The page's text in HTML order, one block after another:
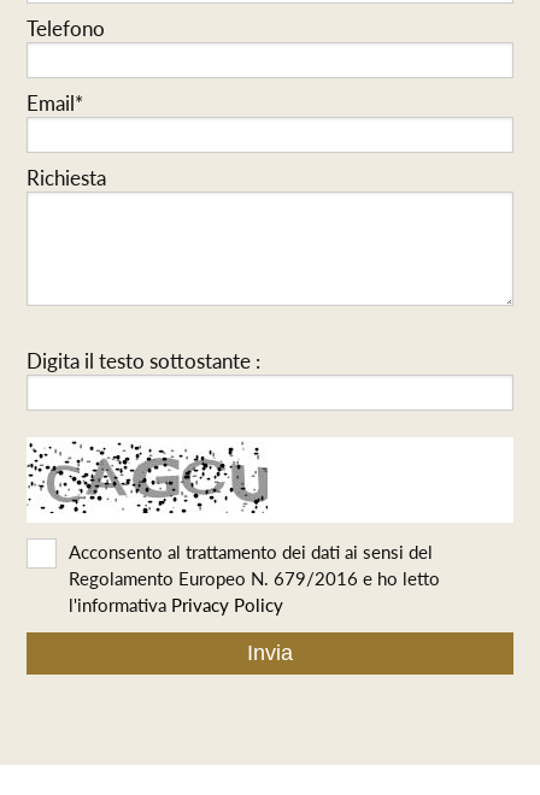
Telefono
Email*
Richiesta
Digita il testo sottostante :
Acconsento al trattamento dei dati ai sensi del
Regolamento Europeo N. 679/2016 e ho letto
l'informativa Privacy Policy